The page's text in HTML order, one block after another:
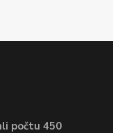
počtu 450